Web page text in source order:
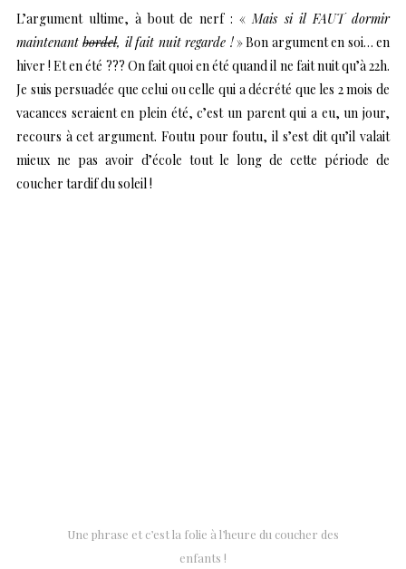
L’argument ultime, à bout de nerf : «Mais si il FAUT dormir
maintenantbordel, il fait nuit regarde !» Bon argument en soi… en
hiver ! Et en été ??? On fait quoi en été quand il ne fait nuit qu’à 22h.
Je suis persuadée que celui ou celle qui a décrété que les 2 mois de
vacances seraient en plein été, c’est un parent qui a eu, un jour,
recours à cet argument. Foutu pour foutu, il s’est dit qu’il valait
mieux ne pas avoir d’école tout le long de cette période de
coucher tardif du soleil !
Une phrase et c’est la folie à l’heure du coucher des
enfants !